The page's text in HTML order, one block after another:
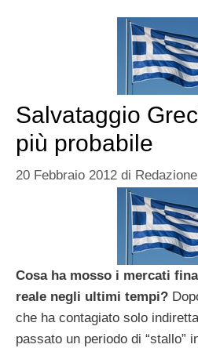
Salvataggio
più probabile
20 Febbraio 2012 di Redazione
Cosa ha mosso i mercati
reale negli ultimi tempi?
che ha contagiato solo
passato un periodo di “stallo”